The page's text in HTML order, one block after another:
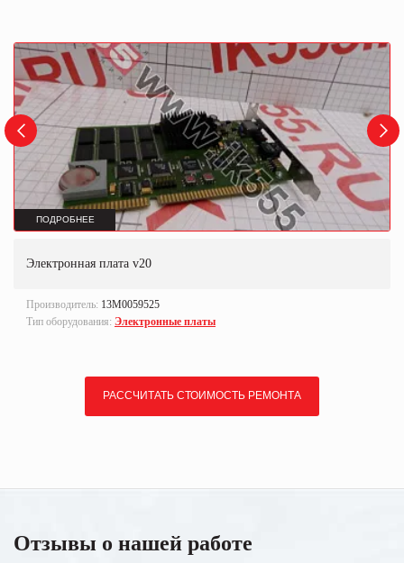
ПОДРОБНЕЕ
Электронная плата v20
Производитель: 13M0059525
Тип оборудования: Электронные платы
РАССЧИТАТЬ СТОИМОСТЬ РЕМОНТА
Отзывы о нашей работе